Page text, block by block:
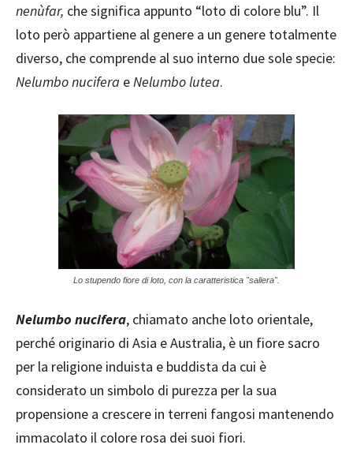
nenùfar, che significa appunto “loto di colore blu”. Il
loto però appartiene al genere a un genere totalmente
diverso, che comprende al suo interno due sole specie:
Nelumbo nucifera eNelumbo lutea.
Lo stupendo fiore di loto, con la caratteristica "saliera".
Nelumbo nucifera, chiamato anche loto orientale,
perché originario di Asia e Australia, è un fiore sacro
per la religione induista e buddista da cui è
considerato un simbolo di purezza per la sua
propensione a crescere in terreni fangosi mantenendo
immacolato il colore rosa dei suoi fiori.